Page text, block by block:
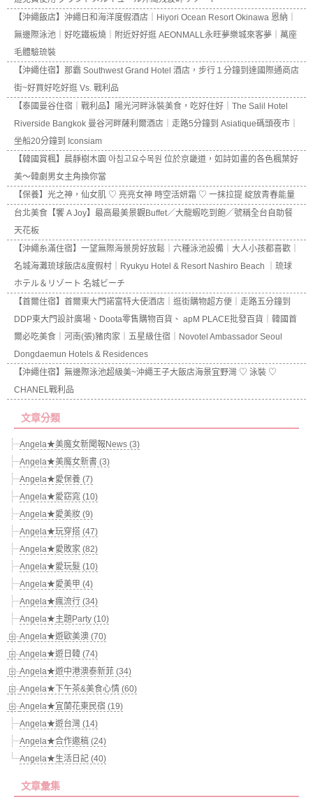
【沖繩飯店】沖繩日和海洋度假酒店｜Hiyori Ocean Resort Okinawa 恩納｜
無邊際泳池｜好吃鐵板燒｜附近好好逛 AEONMALL永旺夢樂城來客夢｜萬座
毛體驗琉裝
【沖繩住宿】那霸 Southwest Grand Hotel 酒店，步行１分鐘到達國際通商店
街~好買好吃好逛 Vs. 戰利品
【泰國曼谷住宿｜戰利品】陽光河畔泳裝美食，吃好住好｜The Salil Hotel
Riverside Bangkok 曼谷河畔薩利爾酒店｜走路5分鐘到 Asiatique碼頭夜市｜
坐船20分鐘到 Iconsiam
【韓國賞楓】晨靜樹木園 아침고요수목원 位於京畿道，如詩如畫的各色楓葉好
美～韓劇男女主角換你當
【保養】光之神，仙女肌 ♡ 亮亮女神 時空活妍霜 ♡ 一抹拉提 綻放青春能量
台北美食【饗 A Joy】最高最美景觀Buffet／大龍蝦吃到飽／號稱全台自助餐
天花板
【沖繩糸滿住宿】一望無際海景房好放鬆｜六種泳池設備｜大人小孩都喜歡｜
名城海灘琉球飯店&度假村｜Ryukyu Hotel & Resort Nashiro Beach ｜琉球
ホテル＆リゾート 名城ビーチ
【首爾住宿】首爾東大門諾富特大使酒店｜逛街購物超方便｜走路五分鐘到
DDP東大門設計廣場、Doota零售購物百貨、 apM PLACE批發百貨｜韓國首
爾必吃美食｜河南(張)豬肉家｜五星級住宿｜Novotel Ambassador Seoul
Dongdaemun Hotels & Residences
【沖繩住宿】無邊際泳池超級美~沖繩王子大飯店海景宜野灣 ♡ 泳裝 ♡
CHANEL戰利品
文章分類
Angela★美魔女新聞報News (3)
Angela★美魔女新書 (3)
Angela★愛保養 (7)
Angela★愛窈窕 (10)
Angela★愛美妝 (9)
Angela★玩穿搭 (47)
Angela★愛敗家 (82)
Angela★愛玩髮 (10)
Angela★愛美甲 (4)
Angela★瘋流行 (34)
Angela★主題Party (10)
Angela★遊歐美澳 (70)
Angela★遊日韓 (74)
Angela★遊中港澳泰新菲 (34)
Angela★下午茶&美食心情 (60)
Angela★宜蘭花東民宿 (19)
Angela★遊台灣 (14)
Angela★合作邀稿 (24)
Angela★生活日記 (40)
文章彙集